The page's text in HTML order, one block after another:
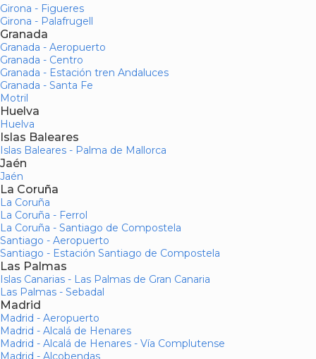
Girona - Figueres
Girona - Palafrugell
Granada
Granada - Aeropuerto
Granada - Centro
Granada - Estación tren Andaluces
Granada - Santa Fe
Motril
Huelva
Huelva
Islas Baleares
Islas Baleares - Palma de Mallorca
Jaén
Jaén
La Coruña
La Coruña
La Coruña - Ferrol
La Coruña - Santiago de Compostela
Santiago - Aeropuerto
Santiago - Estación Santiago de Compostela
Las Palmas
Islas Canarias - Las Palmas de Gran Canaria
Las Palmas - Sebadal
Madrid
Madrid - Aeropuerto
Madrid - Alcalá de Henares
Madrid - Alcalá de Henares - Vía Complutense
Madrid - Alcobendas